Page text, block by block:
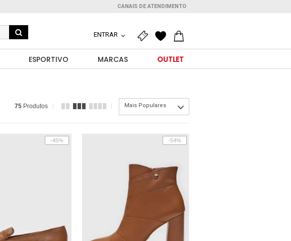
CANAIS DE ATENDIMENTO
ENTRAR
ESPORTIVO MARCAS OUTLET
75 Produtos Mais Populares
-45% -54%